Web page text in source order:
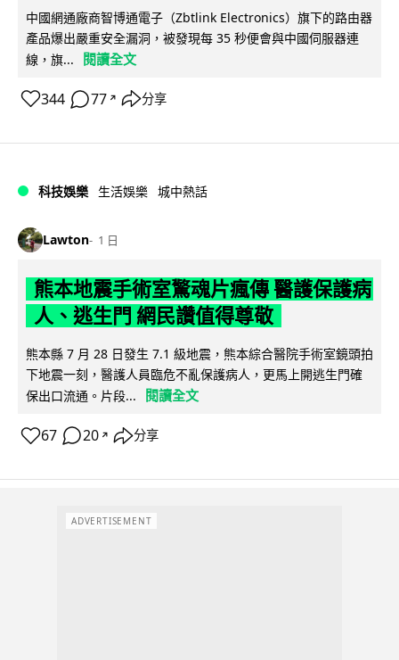
中國網通廠商智博通電子（Zbtlink Electronics）旗下的路由器
產品爆出嚴重安全漏洞，被發現每 35 秒便會與中國伺服器連
線，旗...
閱讀全文
344 77 ↗ 分享
科技娛樂 生活娛樂 城中熱話
Lawton 1 日
熊本地震手術室驚魂片瘋傳 醫護保護病
人、逃生門 網民讚值得尊敬
熊本縣 7 月 28 日發生 7.1 級地震，熊本綜合醫院手術室鏡頭拍
下地震一刻，醫護人員臨危不亂保護病人，更馬上開逃生門確
保出口流通。片段...
閱讀全文
67 20 ↗ 分享
ADVERTISEMENT